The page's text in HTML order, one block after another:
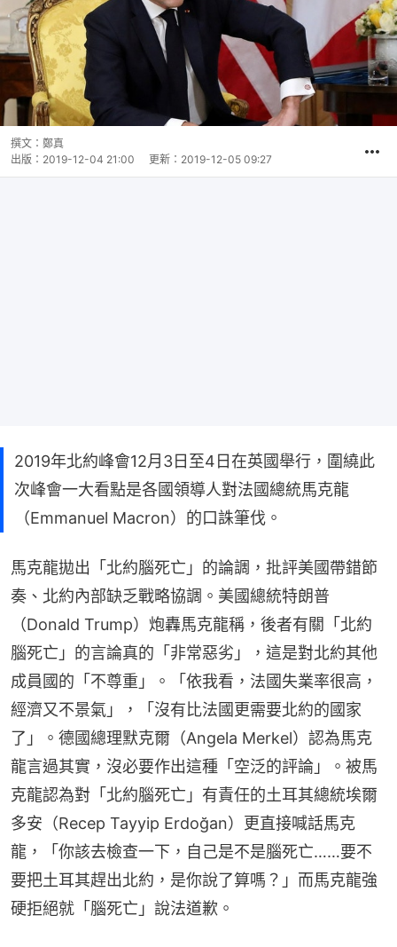
撰文： 鄭真
出版： 2019-12-04 21:00 更新： 2019-12-05 09:27
2019年北約峰會12月3日至4日在英國舉行，圍繞此
次峰會一大看點是各國領導人對法國總統馬克龍
（Emmanuel Macron）的口誅筆伐。
馬克龍拋出「北約腦死亡」的論調，批評美國帶錯節
奏、北約內部缺乏戰略協調。美國總統特朗普
（Donald Trump）炮轟馬克龍稱，後者有關「北約
腦死亡」的言論真的「非常惡劣」，這是對北約其他
成員國的「不尊重」。「依我看，法國失業率很高，
經濟又不景氣」，「沒有比法國更需要北約的國家
了」。德國總理默克爾（Angela Merkel）認為馬克
龍言過其實，沒必要作出這種「空泛的評論」。被馬
克龍認為對「北約腦死亡」有責任的土耳其總統埃爾
多安（Recep Tayyip Erdoğan）更直接喊話馬克
龍，「你該去檢查一下，自己是不是腦死亡……要不
要把土耳其趕出北約，是你說了算嗎？」而馬克龍強
硬拒絕就「腦死亡」說法道歉。